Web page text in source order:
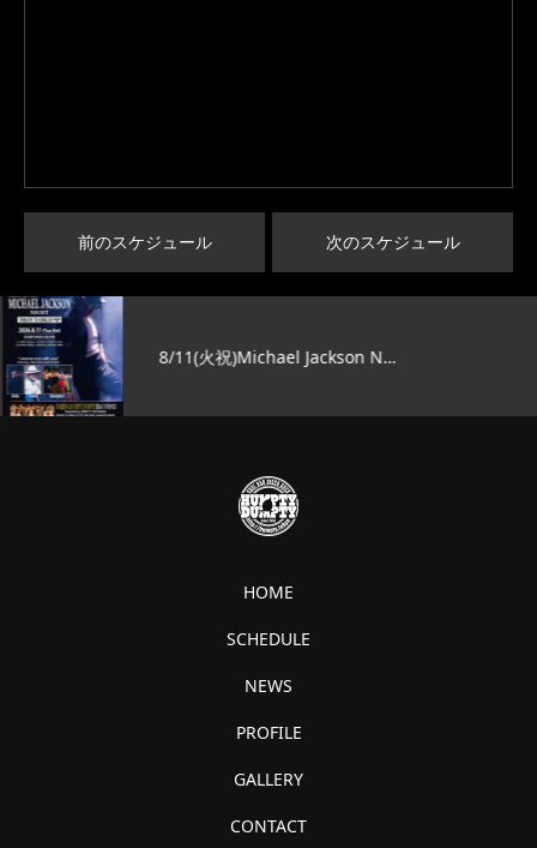
前のスケジュール 次のスケジュール
8/11(火祝)Michael Jackson N…
HOME
SCHEDULE
NEWS
PROFILE
GALLERY
CONTACT